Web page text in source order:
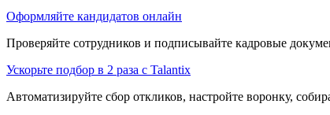
Оформляйте кандидатов онлайн
Проверяйте сотрудников и подписывайте кадровые
Ускорьте подбор в 2 раза с Talantix
Автоматизируйте сбор откликов, настройте воронку,